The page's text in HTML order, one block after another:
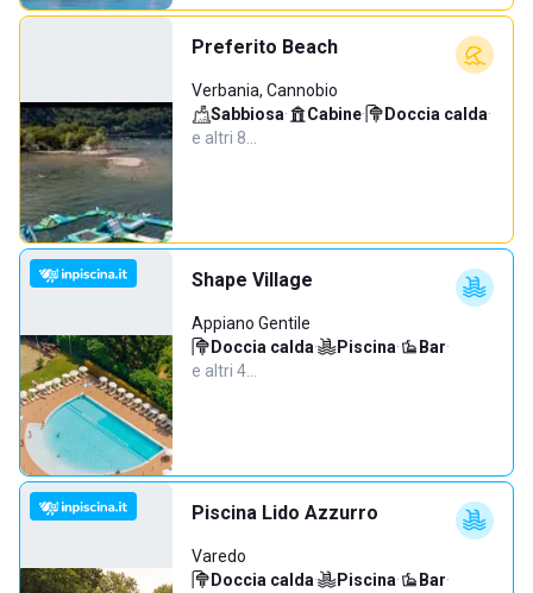
Preferito Beach
Verbania, Cannobio
Sabbiosa· Cabine· Doccia calda·
e altri 8…
Shape Village
Appiano Gentile
Doccia calda· Piscina· Bar·
e altri 4…
Piscina Lido Azzurro
Varedo
Doccia calda· Piscina· Bar·